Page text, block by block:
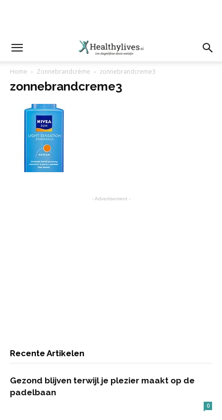
Home Zonnebrandcrème zonnebrandcreme3
zonnebrandcreme3
- Advertisement -
Recente Artikelen
Gezond blijven terwijl je plezier maakt op de
padelbaan
0